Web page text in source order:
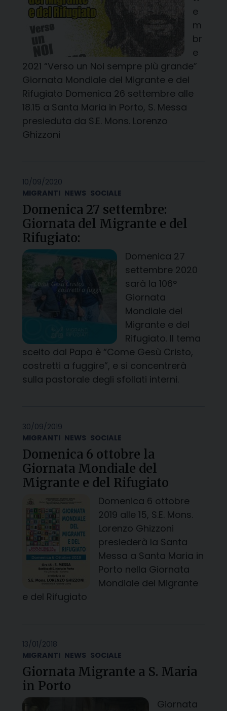
e
m
br
e
2021 “Verso un Noi sempre più grande”
Giornata Mondiale del Migrante e del
Rifugiato Domenica 26 settembre alle
18.15 a Santa Maria in Porto, S. Messa
presieduta da S.E. Mons. Lorenzo
Ghizzoni
10/09/2020
MIGRANTI NEWS SOCIALE
Domenica 27 settembre:
Giornata del Migrante e del
Rifugiato:
Domenica 27
settembre 2020
sarà la 106°
Giornata
Mondiale del
Migrante e del
Rifugiato. Il tema
scelto dal Papa è “Come Gesù Cristo,
costretti a fuggire”, e si concentrerà
sulla pastorale degli sfollati interni.
30/09/2019
MIGRANTI NEWS SOCIALE
Domenica 6 ottobre la
Giornata Mondiale del
Migrante e del Rifugiato
Domenica 6 ottobre
2019 alle 15, S.E. Mons.
Lorenzo Ghizzoni
presiederà la Santa
Messa a Santa Maria in
Porto nella Giornata
Mondiale del Migrante
e del Rifugiato
13/01/2018
MIGRANTI NEWS SOCIALE
Giornata Migrante a S. Maria
in Porto
Giornata